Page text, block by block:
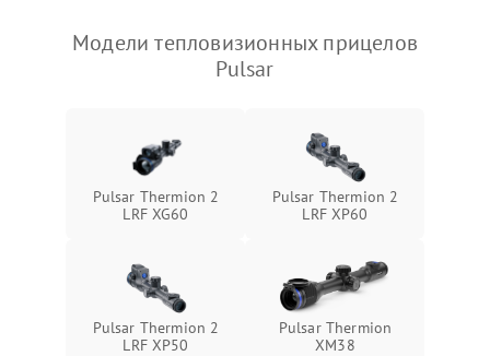
Неисправность системы
перенапряжения
Подробнее →
защиты от замыкания
Неисправность системы
защиты от перегрева
1500 ₽ Подробнее →
Модели тепловизионных прицелов
Pulsar
Pulsar Thermion 2
LRF XG60
Pulsar Thermion 2
LRF XP60
Pulsar Thermion 2
LRF XP50
Pulsar Thermion
XM38